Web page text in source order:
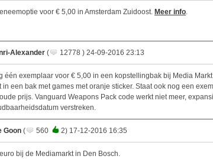
voor € 5,00 in Amsterdam Zuidoost. Meer info.
Alexander ( 12778 ) 24-09-2016 23:13
één exemplaar voor € 5,00 in een kopstellingbak bij Media
in een bak met games met oranje sticker. Staat ook nog een
prijs. Vanguard Weapons Pack code werkt niet meer,
verstreken.
Goon ( 560 2) 17-12-2016 16:35
bij de Mediamarkt in Den Bosch.